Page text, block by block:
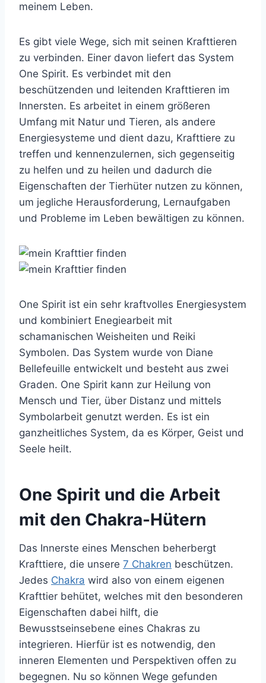
meinem Leben.
Es gibt viele Wege, sich mit seinen Krafttieren
zu verbinden. Einer davon liefert das System
One Spirit. Es verbindet mit den
beschützenden und leitenden Krafttieren im
Innersten. Es arbeitet in einem größeren
Umfang mit Natur und Tieren, als andere
Energiesysteme und dient dazu, Krafttiere zu
treffen und kennenzulernen, sich gegenseitig
zu helfen und zu heilen und dadurch die
Eigenschaften der Tierhüter nutzen zu können,
um jegliche Herausforderung, Lernaufgaben
und Probleme im Leben bewältigen zu können.
One Spirit ist ein sehr kraftvolles Energiesystem
und kombiniert Enegiearbeit mit
schamanischen Weisheiten und Reiki
Symbolen. Das System wurde von Diane
Bellefeuille entwickelt und besteht aus zwei
Graden. One Spirit kann zur Heilung von
Mensch und Tier, über Distanz und mittels
Symbolarbeit genutzt werden. Es ist ein
ganzheitliches System, da es Körper, Geist und
Seele heilt.
One Spirit und die Arbeit
mit den Chakra-Hütern
Das Innerste eines Menschen beherbergt
Krafttiere, die unsere 7 Chakren beschützen.
Jedes Chakra wird also von einem eigenen
Krafttier behütet, welches mit den besonderen
Eigenschaften dabei hilft, die
Bewusstseinsebene eines Chakras zu
integrieren. Hierfür ist es notwendig, den
inneren Elementen und Perspektiven offen zu
begegnen. Nu so können Wege gefunden